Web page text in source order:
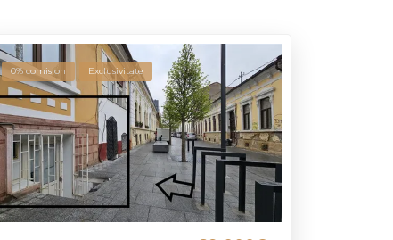
0% comision Exclusivitate